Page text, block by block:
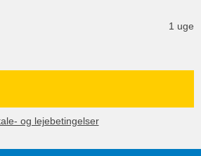
1 uge
og lejebetingelser